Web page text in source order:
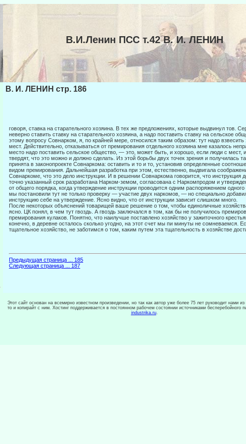
В.И.Ленин ПСС т.42 В. И. ЛЕНИН
В. И. ЛЕНИН стр. 186
говоря, ставка на старательного хозяина. В тех же предложениях, которые выдвинул тов.
неверно ставить ставку на старательного хозяина, а надо поставить ставку на сельское
этому вопросу Сов­нарком, я, по крайней мере, относился таким образом: тут надо
мест. Действительно, отказываться от премирования отдельного хо­зяина мне казалось
место надо поставить сельское общество, — это, может быть, и хорошо, если люди с мест,
твердят, что это можно и должно сделать. Из этой борьбы двух точек зрения и получи­лась
принята в законопроекте Совнаркома: оставить и то и то, установив определенные
видом премирования. Дальнейшая разработка при этом, естественно, выдвигала
Совнаркоме, что это дело инструкции. И в решении Совнаркома говорится, что инструкция
точно указанный срок разработана Нарком-земом, согласована с Наркомпродом и
от общего порядка, когда утверждение инструкции проводится одним распоряжением одного
мы постановили тут не только проверку — участие двух нар­комов, — но специально
инструкцию себе на утвер­ждение. Ясно видно, что от инструкции зависит слишком много.
После некоторых объяснений товарищей ваше решение о том, чтобы единоличные
ясно. ЦК понял, в чем тут гвоздь. А гвоздь заклю­чался в том, как бы не получилось
премирования кула­ков. Понятно, что наилучше поставлено хозяйство у зажиточного
конечно, в деревне осталось сколько угодно, на этот счет мы пи минуты не сомневаемся.
тщательное хозяйство, не заботимся о том, ка­ким путем эта тщательность в хозяйстве
Предыдущая страница ... 185
Следующая страница ... 187
Этот сайт основан на всемирно известном произведении, но так как автор уже более 75 лет руководит нами из
то и копирайт с ним. Хостинг поддерживается в постоянном рабочем состоянии источниками бесперебойного
industrika.ru.